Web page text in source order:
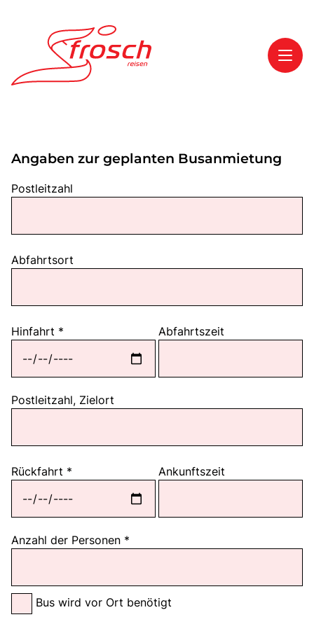
Highlights
Service
Start
Bus anmieten
Transporte
Kataloge
Service & Kontakt
Angaben zur geplanten Busanmietung
Postleitzahl
Abfahrtsort
Hinfahrt * Abfahrtszeit
Postleitzahl, Zielort
Rückfahrt * Ankunftszeit
Anzahl der Personen *
Bus wird vor Ort benötigt